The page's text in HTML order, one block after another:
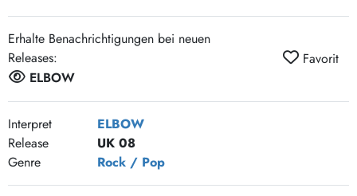
Erhalte Benachrichtigungen bei neuen
Releases:
ELBOW
Favorit
Interpret
ELBOW
Release
UK 08
Genre
Rock / Pop